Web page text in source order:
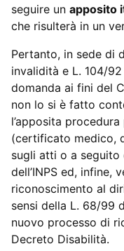
seguire un apposito
che risulterà in un
Pertanto, in sede di
invalidità e L. 104/
domanda ai fini del
non lo si è fatto
l’apposita
(certificato medico,
sugli atti o a
dell’INPS ed, infine,
riconoscimento al
sensi della L. 68/99
nuovo processo di
Decreto Disabilità.